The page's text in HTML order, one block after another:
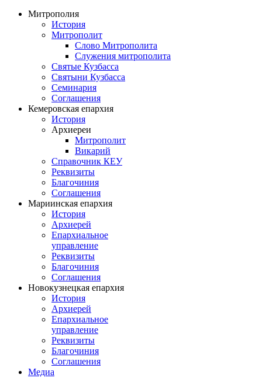
Митрополия
История
Митрополит
Слово Митрополита
Служения митрополита
Святые Кузбасса
Святыни Кузбасса
Семинария
Соглашения
Кемеровская епархия
История
Архиереи
Митрополит
Викарий
Справочник КЕУ
Реквизиты
Благочиния
Соглашения
Мариинская епархия
История
Архиерей
Епархиальное
управление
Реквизиты
Благочиния
Соглашения
Новокузнецкая епархия
История
Архиерей
Епархиальное
управление
Реквизиты
Благочиния
Соглашения
Медиа